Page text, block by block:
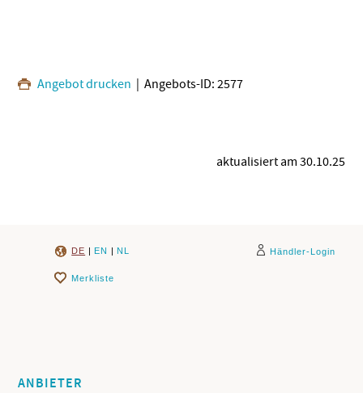
Angebot drucken | Angebots-ID: 2577
aktualisiert am 30.10.25
DE | EN | NL Händler-Login
Merkliste
ANBIETER